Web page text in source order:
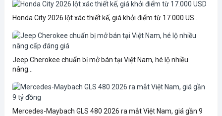
Honda City 2026 lột xác thiết kế, giá khởi điểm từ 17.000 US...
Jeep Cherokee chuẩn bị mở bán tại Việt Nam, hé lộ nhiều
nâng...
Mercedes-Maybach GLS 480 2026 ra mắt Việt Nam, giá gần 9